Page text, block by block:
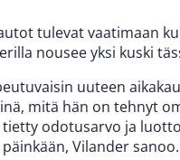
tulevat vaatimaan
nousee yksi kuski
uuteen
mitä hän on tehnyt
odotusarvo ja
Vilander sanoo.